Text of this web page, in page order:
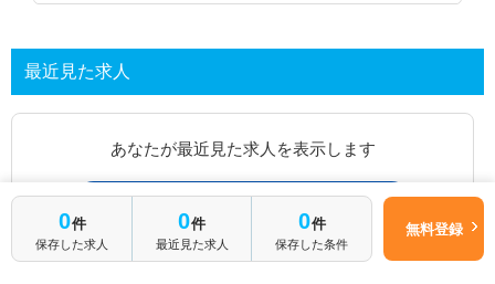
最近見た求人
あなたが最近見た求人を表示します
0件
保存した求人
0件
最近見た求人
0件
保存した条件
無料登録